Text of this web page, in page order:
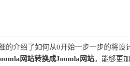
的介绍了如何从0开始一步一步的将设
网站转换成Joomla网站。能够更